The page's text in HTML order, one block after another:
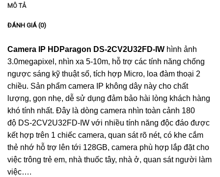
MÔ TẢ
ĐÁNH GIÁ (0)
Camera IP HDParagon DS-2CV2U32FD-IW hình ảnh
3.0megapixel, nhìn xa 5-10m, hỗ trợ các tính năng chống
ngược sáng kỹ thuật số, tích hợp Micro, loa đàm thoại 2
chiều. Sản phẩm camera IP không dây này cho chất
lượng, gọn nhẹ, dễ sử dụng đảm bảo hài lòng khách hàng
khó tính nhất. Đây là dòng camera nhìn toàn cảnh 180
độ DS-2CV2U32FD-IW với nhiều tính năng độc đáo được
kết hợp trên 1 chiếc camera, quan sát rõ nét, có khe cắm
thẻ nhớ hỗ trợ lên tới 128GB, camera phù hợp lắp đặt cho
việc trông trẻ em, nhà thuốc tây, nhà ở, quan sát người làm
việc….